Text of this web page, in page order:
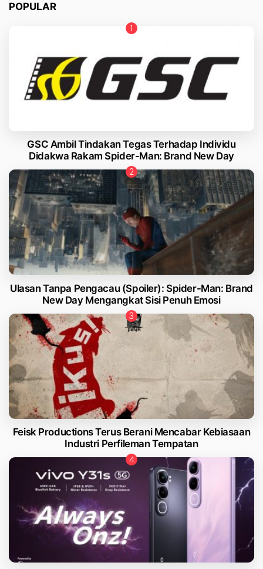
POPULAR
GSC Ambil Tindakan Tegas Terhadap Individu
Didakwa Rakam Spider-Man: Brand New Day
Ulasan Tanpa Pengacau (Spoiler): Spider-Man: Brand
New Day Mengangkat Sisi Penuh Emosi
Feisk Productions Terus Berani Mencabar Kebiasaan
Industri Perfileman Tempatan